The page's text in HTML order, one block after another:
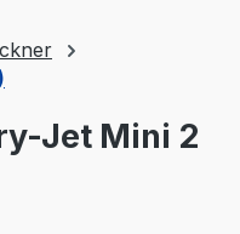
Jet Mini 2